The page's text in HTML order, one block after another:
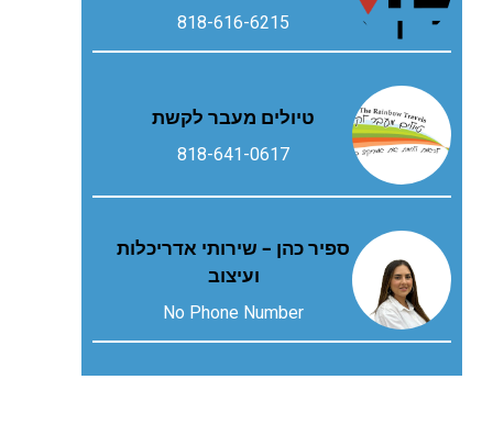
818-616-6215
טיולים מעבר לקשת
818-641-0617
ספיר כהן – שירותי אדריכלות
ועיצוב
No Phone Number